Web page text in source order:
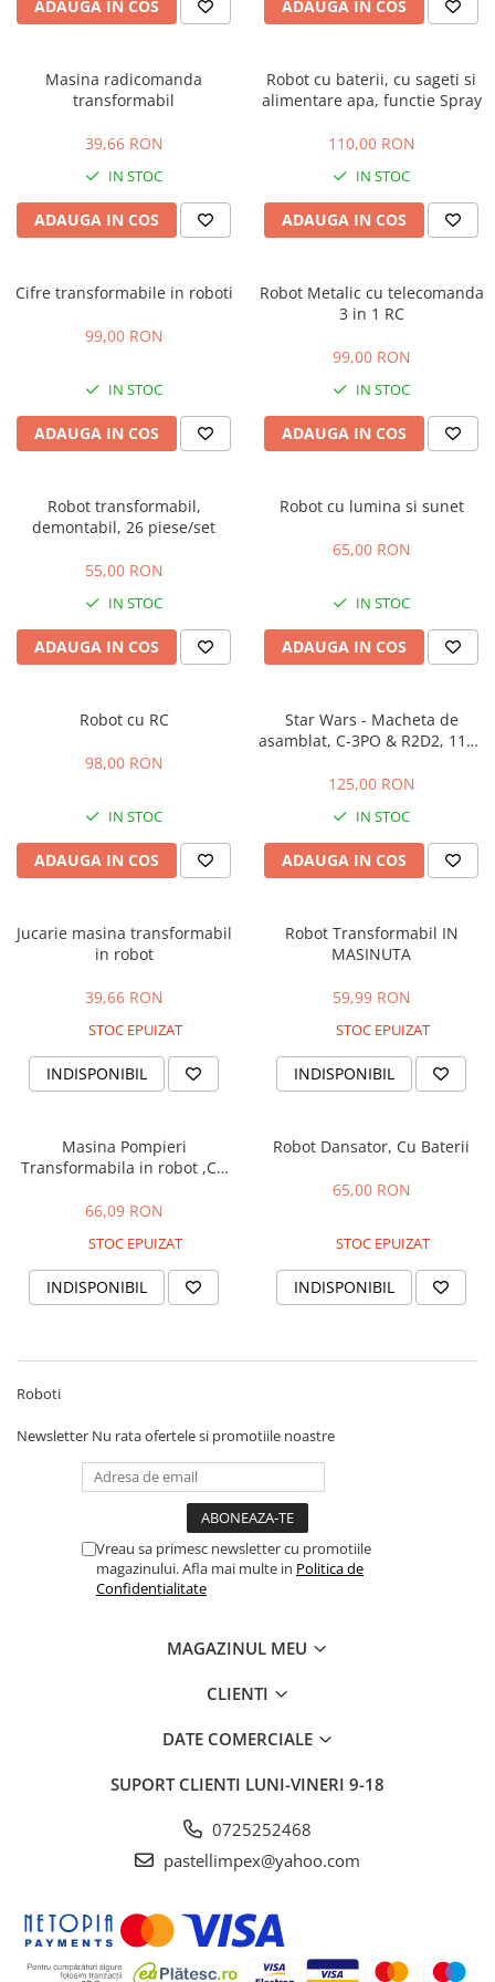
Veste bebe
Rochite bebeluse
Pantaloni de exterior
Bluze si pulovere
Babetele
Veste bebe
Pantaloni de exterior
Bluze si pulovere
Babetele
Hainute bumbac organic
Articole mamici
Jucarii tip Montessori
Masinute electrice
Jucarii gonflabile
Jucarii de nisip
Table de scris
Adidasi
ADAUGA IN COS ADAUGA IN COS
Masina radicomanda
transformabil
39,66 RON
IN STOC
ADAUGA IN COS
Robot cu baterii, cu sageti si
alimentare apa, functie Spray
110,00 RON
IN STOC
ADAUGA IN COS
Cifre transformabile in roboti
99,00 RON
IN STOC
ADAUGA IN COS
Robot Metalic cu telecomanda
3 in 1 RC
99,00 RON
IN STOC
ADAUGA IN COS
Robot transformabil,
demontabil, 26 piese/set
55,00 RON
IN STOC
ADAUGA IN COS
Robot cu lumina si sunet
65,00 RON
IN STOC
ADAUGA IN COS
Robot cu RC
98,00 RON
IN STOC
ADAUGA IN COS
Star Wars - Macheta de
asamblat, C-3PO & R2D2, 110+
125,00 RON
IN STOC
ADAUGA IN COS
Jucarie masina transformabil
in robot
39,66 RON
STOC EPUIZAT
INDISPONIBIL
Robot Transformabil IN
MASINUTA
59,99 RON
STOC EPUIZAT
INDISPONIBIL
Masina Pompieri
Transformabila in robot ,Cu
66,09 RON
STOC EPUIZAT
INDISPONIBIL
Robot Dansator, Cu Baterii
65,00 RON
STOC EPUIZAT
INDISPONIBIL
Roboti
Newsletter Nu rata ofertele si promotiile noastre
Vreau sa primesc newsletter cu promotiile
magazinului. Afla mai multe in Politica de
Confidentialitate
MAGAZINUL MEU
CLIENTI
DATE COMERCIALE
SUPORT CLIENTI LUNI-VINERI 9-18
0725252468
pastellimpex@yahoo.com